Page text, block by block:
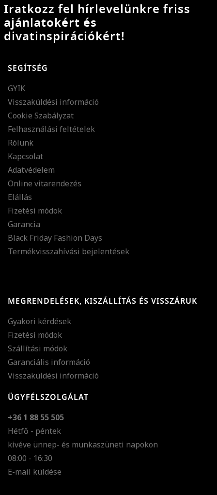
Iratkozz fel hírlevelünkre friss
ajánlatokért és
divatinspirációkért!
SEGÍTSÉG
GYIK
Visszaküldési információ
Cookie Szabályzat
Felhasználási feltételek
Rólunk
Kapcsolat
Adatvédelem
Online vitarendezés
Elállás
Fizetési módok
Garancia
Black Friday Fashion Days
Termékvisszahívási bejelentések
MEGRENDELÉSEK, KISZÁLLÍTÁS ÉS VISSZÁRUK
Gyakori kérdések
Fizetési módok
Szállítási módok
Garanciális információ
Visszaküldési információ
ÜGYFÉLSZOLGÁLAT
+36 1 88 55 505
Hétfő - péntek
kivéve ünnep- és munkaszüneti napokon
08:00 - 16:30
E-mail küldése